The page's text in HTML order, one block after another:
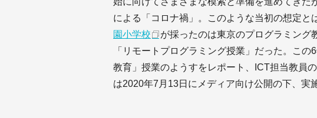
による「コロナ禍」。このような当初の想定と
園小学校
が採ったのは東京のプログラミング
「リモートプログラミング授業」だった。こ
教育」授業のようすをレポート、ICT担当教員
は2020年7月13日にメディア向け公開の下、実